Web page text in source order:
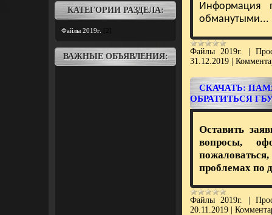
КАТЕГОРИИ РАЗДЕЛА:
Файлы 2019г. [2]
ВАЖНЫЕ ОБЪЯВЛЕНИЯ:
Информация
обманутыми...
Файлы 2019г. |
31.12.2019
СКАЧАТЬ:
ОБРАТИТЬСЯ
Оставить
вопросы,
проблемах по
Файлы 2019г. |
20.11.2019